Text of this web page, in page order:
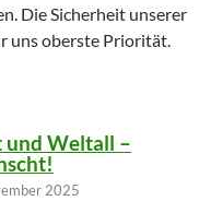
Die Sicherheit unserer
uns oberste Priorität.
Weltall –
2025